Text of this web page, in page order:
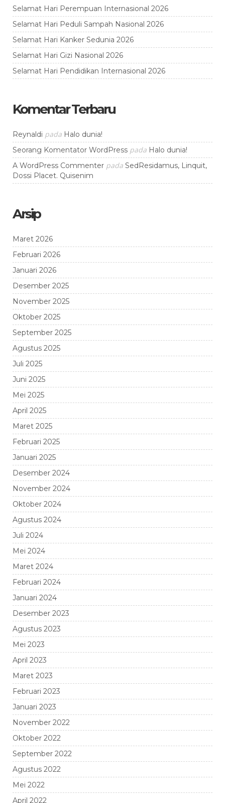
Selamat Hari Perempuan Internasional 2026
Selamat Hari Peduli Sampah Nasional 2026
Selamat Hari Kanker Sedunia 2026
Selamat Hari Gizi Nasional 2026
Selamat Hari Pendidikan Internasional 2026
Komentar Terbaru
Reynaldi pada Halo dunia!
Seorang Komentator WordPress pada Halo dunia!
A WordPress Commenter pada SedResidamus, Linquit,
Dossi Placet. Quisenim
Arsip
Maret 2026
Februari 2026
Januari 2026
Desember 2025
November 2025
Oktober 2025
September 2025
Agustus 2025
Juli 2025
Juni 2025
Mei 2025
April 2025
Maret 2025
Februari 2025
Januari 2025
Desember 2024
November 2024
Oktober 2024
Agustus 2024
Juli 2024
Mei 2024
Maret 2024
Februari 2024
Januari 2024
Desember 2023
Agustus 2023
Mei 2023
April 2023
Maret 2023
Februari 2023
Januari 2023
November 2022
Oktober 2022
September 2022
Agustus 2022
Mei 2022
April 2022